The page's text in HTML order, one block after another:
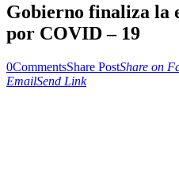
Gobierno finaliza la
por COVID – 19
0CommentsShare PostShare on
EmailSend Link